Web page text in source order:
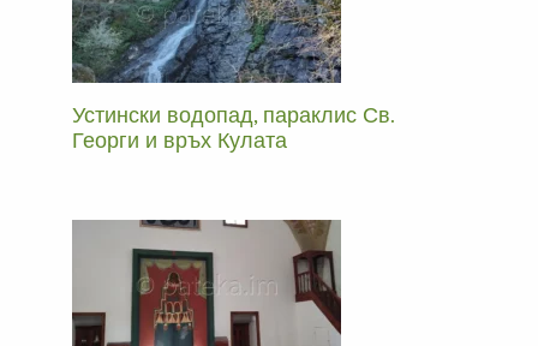
Устински водопад, параклис Св.
Георги и връх Кулата